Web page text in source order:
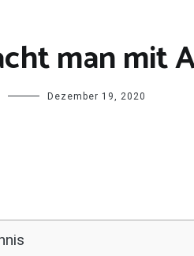
man mit
Dezember 19, 2020